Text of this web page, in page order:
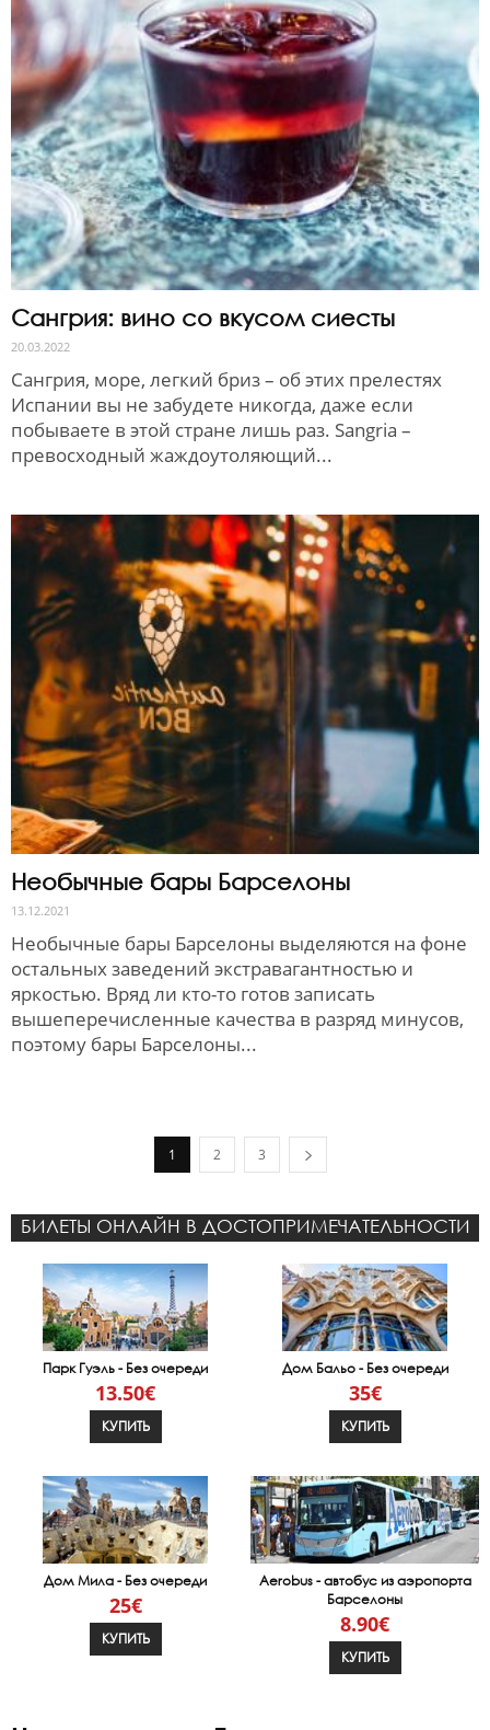
Сангрия: вино со вкусом сиесты
20.03.2022
Сангрия, море, легкий бриз – об этих прелестях
Испании вы не забудете никогда, даже если
побываете в этой стране лишь раз. Sangria –
превосходный жаждоутоляющий...
Необычные бары Барселоны
13.12.2021
Необычные бары Барселоны выделяются на фоне
остальных заведений экстравагантностью и
яркостью. Вряд ли кто-то готов записать
вышеперечисленные качества в разряд минусов,
поэтому бары Барселоны...
1 2 3
БИЛЕТЫ ОНЛАЙН В ДОСТОПРИМЕЧАТЕЛЬНОСТИ
Парк Гуэль - Без очереди
13.50€
КУПИТЬ
Дом Бальо - Без очереди
35€
КУПИТЬ
Дом Мила - Без очереди
25€
КУПИТЬ
Aerobus - автобус из аэропорта
Барселоны
8.90€
КУПИТЬ